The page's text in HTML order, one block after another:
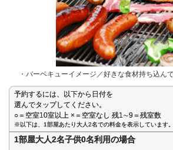
・バーベキューイメージ／好きな食材持ち込ん
予約するには、以下から日付を
選んでタップしてください。
○＝空室10室以上 ×＝空室なし 残1∼9＝残室数
※以下は、1部屋あたり大人2名での料金を表示しています。
1部屋大人2名子供0名利用の場合